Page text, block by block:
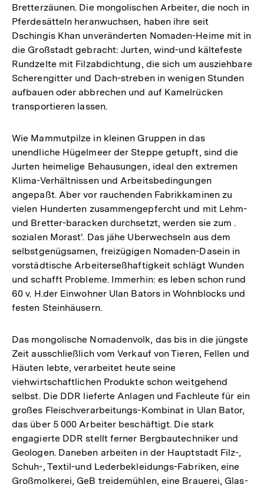
Bretterzäunen. Die mongolischen Arbeiter, die noch in
Pferdesätteln heranwuchsen, haben ihre seit
Dschingis Khan unveränderten Nomaden-Heime mit in
die Großstadt gebracht: Jurten, wind-und kältefeste
Rundzelte mit Filzabdichtung, die sich um ausziehbare
Scherengitter und Dach-streben in wenigen Stunden
aufbauen oder abbrechen und auf Kamelrücken
transportieren lassen.
Wie Mammutpilze in kleinen Gruppen in das
unendliche Hügelmeer der Steppe getupft, sind die
Jurten heimelige Behausungen, ideal den extremen
Klima-Verhältnissen und Arbeitsbedingungen
angepaßt. Aber vor rauchenden Fabrikkaminen zu
vielen Hunderten zusammengepfercht und mit Lehm-
und Bretter-baracken durchsetzt, werden sie zum .
sozialen Morast'. Das jähe Uberwechseln aus dem
selbstgenügsamen, freizügigen Nomaden-Dasein in
vorstädtische Arbeiterseßhaftigkeit schlägt Wunden
und schafft Probleme. Immerhin: es leben schon rund
60 v. H.der Einwohner Ulan Bators in Wohnblocks und
festen Steinhäusern.
Das mongolische Nomadenvolk, das bis in die jüngste
Zeit ausschließlich vom Verkauf von Tieren, Fellen und
Häuten lebte, verarbeitet heute seine
viehwirtschaftlichen Produkte schon weitgehend
selbst. Die DDR lieferte Anlagen und Fachleute für ein
großes Fleischverarbeitungs-Kombinat in Ulan Bator,
das über 5 000 Arbeiter beschäftigt. Die stark
engagierte DDR stellt ferner Bergbautechniker und
Geologen. Daneben arbeiten in der Hauptstadt Filz-,
Schuh-, Textil-und Lederbekleidungs-Fabriken, eine
Großmolkerei, GeB treidemühlen, eine Brauerei, Glas-